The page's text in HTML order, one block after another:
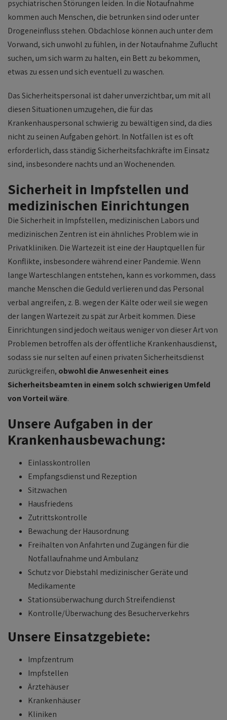
psychiatrischen Störungen leiden. In die Notaufnahme
kommen auch Menschen, die betrunken sind oder unter
Drogeneinfluss stehen. Obdachlose können auch unter dem
Vorwand, sich unwohl zu fühlen, in der Notaufnahme Zuflucht
suchen, um sich warm zu halten, ein Bett zu bekommen,
etwas zu essen und sich eventuell zu waschen.
Das Sicherheitspersonal ist daher unverzichtbar, um mit all
diesen Situationen umzugehen, die für das
Krankenhauspersonal schwierig zu bewältigen sind, da dies
nicht zu seinen Aufgaben gehört. In Notfällen ist es oft
erforderlich, dass ständig Sicherheitsfachkräfte im Einsatz
sind, insbesondere nachts und an Wochenenden.
Sicherheit in Impfstellen und
medizinischen Einrichtungen
Die Sicherheit in Impfstellen, medizinischen Labors und
medizinischen Zentren ist ein ähnliches Problem wie in
Privatkliniken. Die Wartezeit ist eine der Hauptquellen für
Konflikte, insbesondere während einer Pandemie. Wenn
lange Warteschlangen entstehen, kann es vorkommen, dass
manche Menschen die Geduld verlieren und das Personal
verbal angreifen, z. B. wegen der Kälte oder weil sie wegen
der langen Wartezeit zu spät zur Arbeit kommen. Diese
Einrichtungen sind jedoch weitaus weniger von dieser Art von
Problemen betroffen als der öffentliche Krankenhausdienst,
sodass sie nur selten auf einen privaten Sicherheitsdienst
zurückgreifen, obwohl die Anwesenheit eines
Sicherheitsbeamten in einem solch schwierigen Umfeld
von Vorteil wäre.
Unsere Aufgaben in der
Krankenhausbewachung:
Einlasskontrollen
Empfangsdienst und Rezeption
Sitzwachen
Hausfriedens
Zutrittskontrolle
Bewachung der Hausordnung
Freihalten von Anfahrten und Zugängen für die
Notfallaufnahme und Ambulanz
Schutz vor Diebstahl medizinischer Geräte und
Medikamente
Stationsüberwachung durch Streifendienst
Kontrolle/Überwachung des Besucherverkehrs
Unsere Einsatzgebiete:
Impfzentrum
Impfstellen
Ärztehäuser
Krankenhäuser
Kliniken